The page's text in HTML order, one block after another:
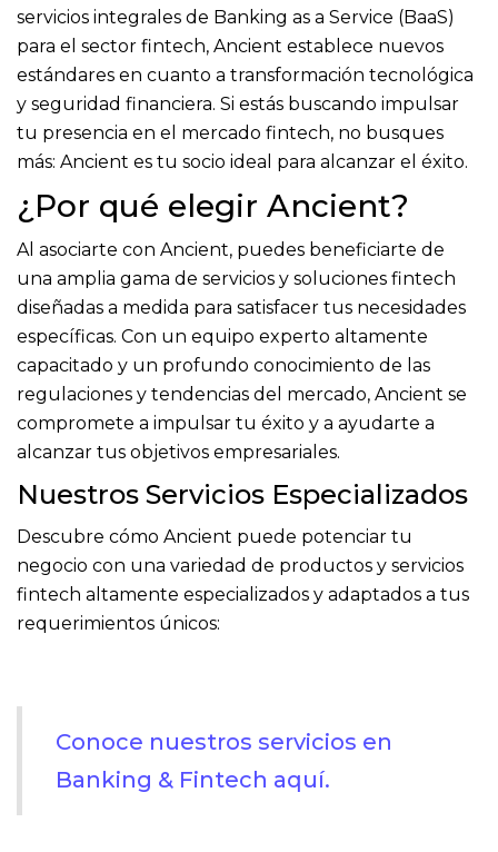
servicios integrales de Banking as a Service (BaaS)
para el sector fintech, Ancient establece nuevos
estándares en cuanto a transformación tecnológica
y seguridad financiera. Si estás buscando impulsar
tu presencia en el mercado fintech, no busques
más: Ancient es tu socio ideal para alcanzar el éxito.
¿Por qué elegir Ancient?
Al asociarte con Ancient, puedes beneficiarte de
una amplia gama de servicios y soluciones fintech
diseñadas a medida para satisfacer tus necesidades
específicas. Con un equipo experto altamente
capacitado y un profundo conocimiento de las
regulaciones y tendencias del mercado, Ancient se
compromete a impulsar tu éxito y a ayudarte a
alcanzar tus objetivos empresariales.
Nuestros Servicios Especializados
Descubre cómo Ancient puede potenciar tu
negocio con una variedad de productos y servicios
fintech altamente especializados y adaptados a tus
requerimientos únicos:
Conoce nuestros servicios en
Banking & Fintech aquí.